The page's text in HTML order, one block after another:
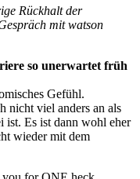
Rückhalt der
mit watson
so unerwartet früh
Gefühl.
nicht viel anders an als
ist. Es ist dann wohl eher
wieder mit dem